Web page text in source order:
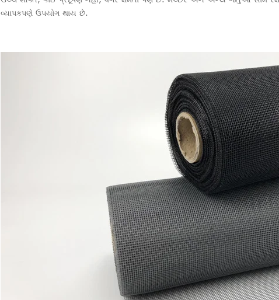
વ્યાપકપણે ઉપયોગ થાય છે.